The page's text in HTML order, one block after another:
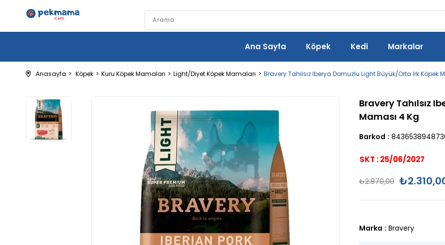
Ana Sayfa Köpek Kedi Markalar
Anasayfa Köpek Kuru Köpek Mamaları Light/Diyet Köpek Mamaları Bravery Tahılsız Iberya Domuzlu Light Büyük/Orta Irk Köpek
Bravery Tahılsız
Maması 4 Kg
Barkod :
SKT : 25/06/2027
₺2.870,00
Marka : Bravery